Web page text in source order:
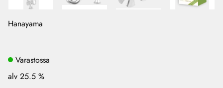
Hanayama
Varastossa
alv 25.5 %